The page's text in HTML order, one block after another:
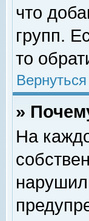
что
групп.
то
»
На